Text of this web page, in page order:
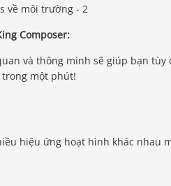
Composer:
và thông minh sẽ giúp bạn tùy
trong một phút!
hiệu ứng hoạt hình khác nhau